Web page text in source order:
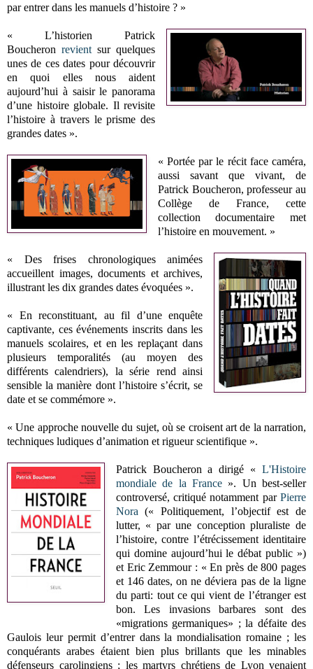
par entrer dans les manuels d’histoire ? »
« L’historien Patrick
Boucheronrevient sur quelques
unes de ces dates pour découvrir
en quoi elles nous aident
aujourd’hui à saisir le panorama
d’une histoire globale. Il revisite
l’histoire à travers le prisme des
grandes dates ».
« Portée par le récit face caméra,
aussi savant que vivant, de
Patrick Boucheron, professeur au
Collège de France, cette
collection documentaire met
l’histoire en mouvement. »
« Des frises chronologiques animées
accueillent images, documents et archives,
illustrant les dix grandes dates évoquées ».
« En reconstituant, au fil d’une enquête
captivante, ces événements inscrits dans les
manuels scolaires, et en les replaçant dans
plusieurs temporalités (au moyen des
différents calendriers), la série rend ainsi
sensible la manière dont l’histoire s’écrit, se
date et se commémore ».
« Une approche nouvelle du sujet, où se croisent art de la narration,
techniques ludiques d’animation et rigueur scientifique ».
Patrick Boucheron a dirigé « L'Histoire
mondiale de la France». Un best-seller
controversé, critiqué notamment par Pierre
Nora (« Politiquement, l’objectif est de
lutter, « par une conception pluraliste de
l’histoire, contre l’étrécissement identitaire
qui domine aujourd’hui le débat public »)
et Eric Zemmour : « En près de 800 pages
et 146 dates, on ne déviera pas de la ligne
du parti: tout ce qui vient de l’étranger est
bon. Les invasions barbares sont des
«migrations germaniques» ; la défaite des
Gaulois leur permit d’entrer dans la mondialisation romaine ; les
conquérants arabes étaient bien plus brillants que les minables
défenseurs carolingiens ; les martyrs chrétiens de Lyon venaient